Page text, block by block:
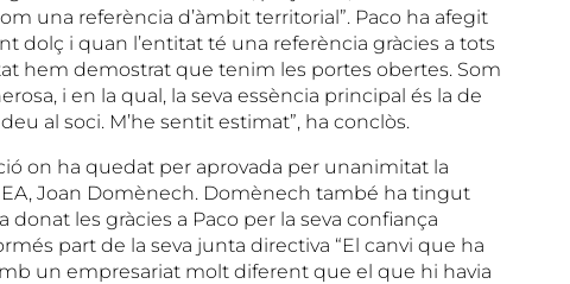
una referència d’àmbit territorial”. Paco ha afegit
dolç i quan l’entitat té una referència gràcies a tots
hem demostrat que tenim les portes obertes. Som
i en la qual, la seva essència principal és la de
al soci. M’he sentit estimat”, ha conclòs.
on ha quedat per aprovada per unanimitat la
Joan Domènech. Domènech també ha tingut
donat les gràcies a Paco per la seva confiança
part de la seva junta directiva “El canvi que ha
un empresariat molt diferent que el que hi havia